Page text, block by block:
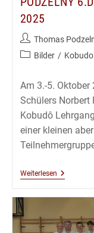
2025
Beitrags-
Autor:
Thomas
Beitrags-
Bilder / Kobudo
Am 3.-5.
Schülers Norbert
Kobudô
einer kleinen
WeiterlesenKobudô
6.Dan
In